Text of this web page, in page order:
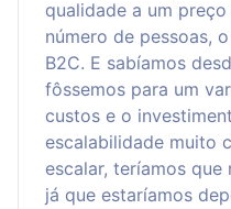
qualidade a um
número de pessoas,
B2C. E sabíamos
fôssemos para um
custos e o
escalabilidade muito
escalar, teríamos
já que estaríamos